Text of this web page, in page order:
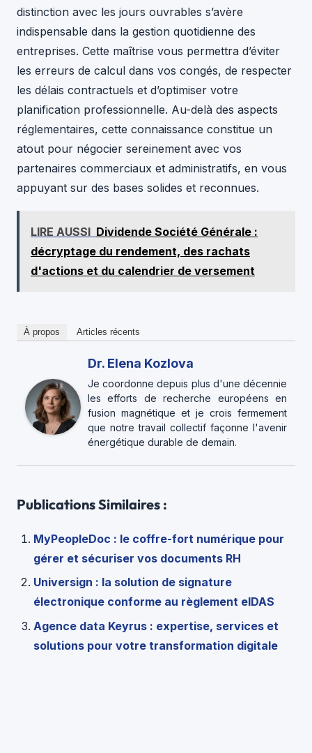
distinction avec les jours ouvrables s’avère
indispensable dans la gestion quotidienne des
entreprises. Cette maîtrise vous permettra d’éviter
les erreurs de calcul dans vos congés, de respecter
les délais contractuels et d’optimiser votre
planification professionnelle. Au-delà des aspects
réglementaires, cette connaissance constitue un
atout pour négocier sereinement avec vos
partenaires commerciaux et administratifs, en vous
appuyant sur des bases solides et reconnues.
LIRE AUSSI Dividende Société Générale :
décryptage du rendement, des rachats
d'actions et du calendrier de versement
À propos Articles récents
Dr. Elena Kozlova
Je coordonne depuis plus d'une décennie
les efforts de recherche européens en
fusion magnétique et je crois fermement
que notre travail collectif façonne l'avenir
énergétique durable de demain.
Publications Similaires :
MyPeopleDoc : le coffre-fort numérique pour
gérer et sécuriser vos documents RH
Universign : la solution de signature
électronique conforme au règlement eIDAS
Agence data Keyrus : expertise, services et
solutions pour votre transformation digitale